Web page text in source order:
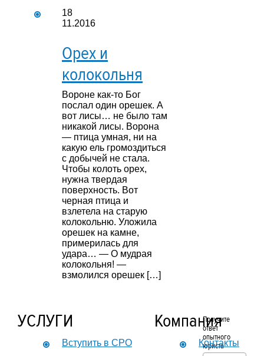
18
11.2016
Орех и
колокольня
Вороне как-то Бог
послал один орешек. А
вот лисы… не было там
никакой лисы. Ворона
— птица умная, ни на
какую ель громоздиться
с добычей не стала.
Чтобы колоть орех,
нужна твердая
поверхность. Вот
черная птица и
взлетела на старую
колокольню. Уложила
орешек на камне,
примерилась для
удара… — О мудрая
колокольня! —
взмолился орешек […]
УСЛУГИ
Вступить в СРО
Компания
Контакты
Получите
ответ
опытного
юриста